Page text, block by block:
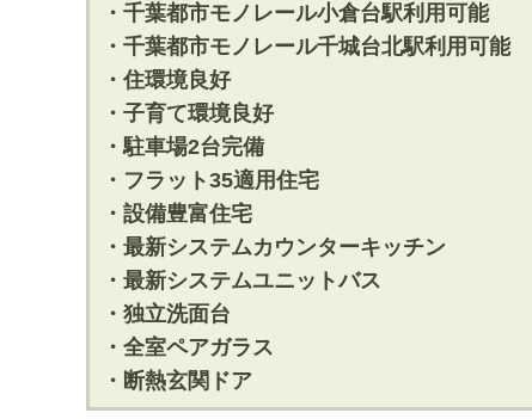
・千葉都市モノレール小倉台駅利用可能
・千葉都市モノレール千城台北駅利用可能
・住環境良好
・子育て環境良好
・駐車場2台完備
・フラット35適用住宅
・設備豊富住宅
・最新システムカウンターキッチン
・最新システムユニットバス
・独立洗面台
・全室ペアガラス
・断熱玄関ドア